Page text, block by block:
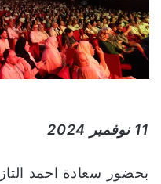
ا
إ
ل
ك
ت
ا
11 نوفمبر 2024
بحضور سعادة احمد